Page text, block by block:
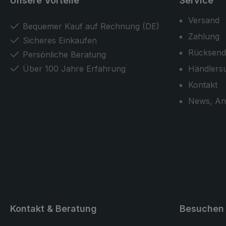
Bequemer Kauf auf Rechnung (DE)
Sicheres Einkaufen
Persönliche Beratung
Über 100 Jahre Erfahrung
Versand
Zahlung
Kontakt
News,
Kontakt & Beratung